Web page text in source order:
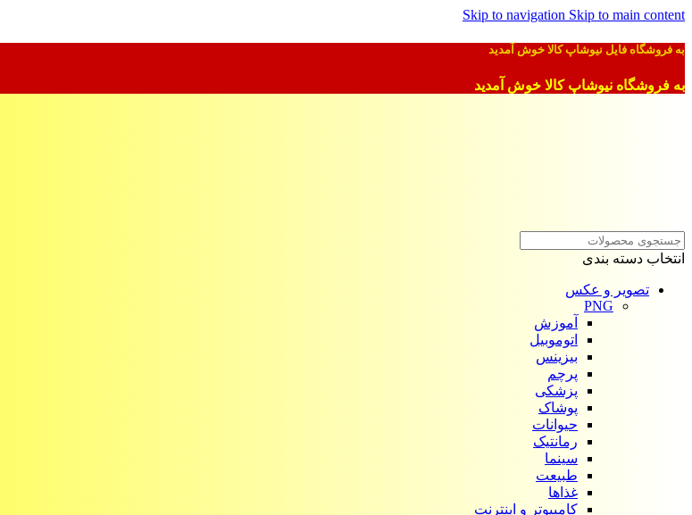
Skip to navigation Skip to main content
به فروشگاه فایل نیوشاپ کالا خوش آمدید
به فروشگاه نیوشاپ کالا خوش آمدید
انتخاب دسته بندی
تصویر و عکس
PNG
آموزش
اتوموبیل
بیزینس
پرچم
پزشکی
پوشاک
حیوانات
رمانتیک
سینما
طبیعت
غذاها
کامپیوتر و اینترنت